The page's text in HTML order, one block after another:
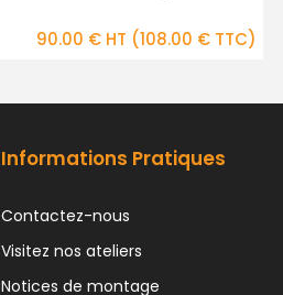
40.00 € HT (48.00 € TTC)
Informations Pratiques
Contactez-nous
Visitez nos ateliers
Notices de montage